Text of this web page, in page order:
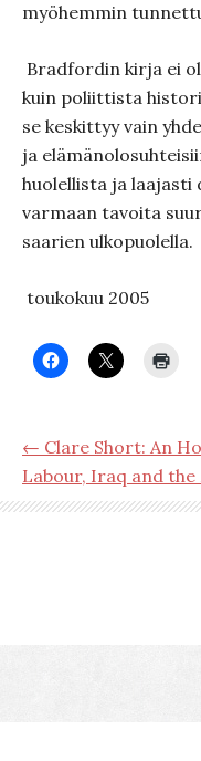
myöhemmin
Bradfordin kirja ei
kuin poliit­tista
se keskittyy vain
ja
huolellista ja
varmaan tavoita
saarien ulkopuolella.
toukokuu 2005
← Clare Short: An
Labour, Iraq and